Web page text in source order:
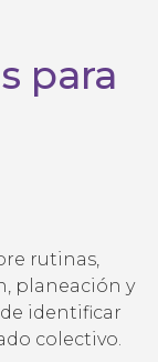
para
rutinas,
planeación y
identificar
colectivo.